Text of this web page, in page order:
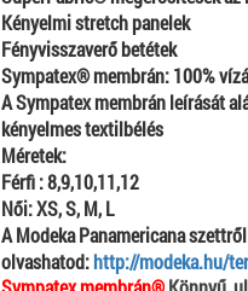
Kényelmi stretch panelek
Fényvisszaverő betétek
Sympatex® membrán: 100%
A Sympatex membrán leírását
kényelmes textilbélés
Méretek:
Férfi : 8,9,10,11,12
Női: XS, S, M, L
A Modeka Panamericana
olvashatod:http://modeka.hu/